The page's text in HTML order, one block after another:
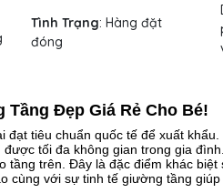
Tình Trạng: Hàng đặt
đóng
Tầng Đẹp Giá Rẻ Cho Bé!
tiêu chuẩn quốc tế để xuất
được tối đa không gian trong gia
trên. Đây là đặc điểm khác biệt
cùng với sự tinh tế giường tầng